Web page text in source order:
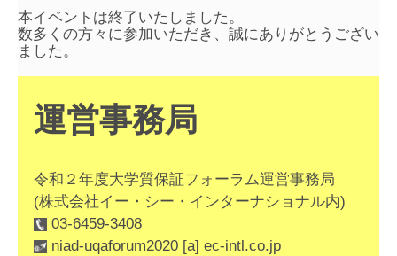
本イベントは終了いたしました。
数多くの方々に参加いただき、誠にありがとうござい
ました。
運営事務局
令和２年度大学質保証フォーラム運営事務局
(株式会社イー・シー・インターナショナル内)
03-6459-3408
niad-uqaforum2020 [a] ec-intl.co.jp